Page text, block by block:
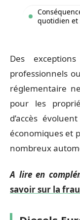
quotidien et
Des
professionnels
réglementaire
pour les
d’accès
économiques et
nombreux
A lire en
savoir sur la